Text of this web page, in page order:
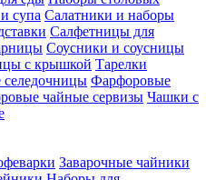
супа Салатники и наборы
Салфетницы для
Соусники и соусницы
с крышкой Тарелки
Фарфоровые
чайные сервизы Чашки с
Заварочные чайники